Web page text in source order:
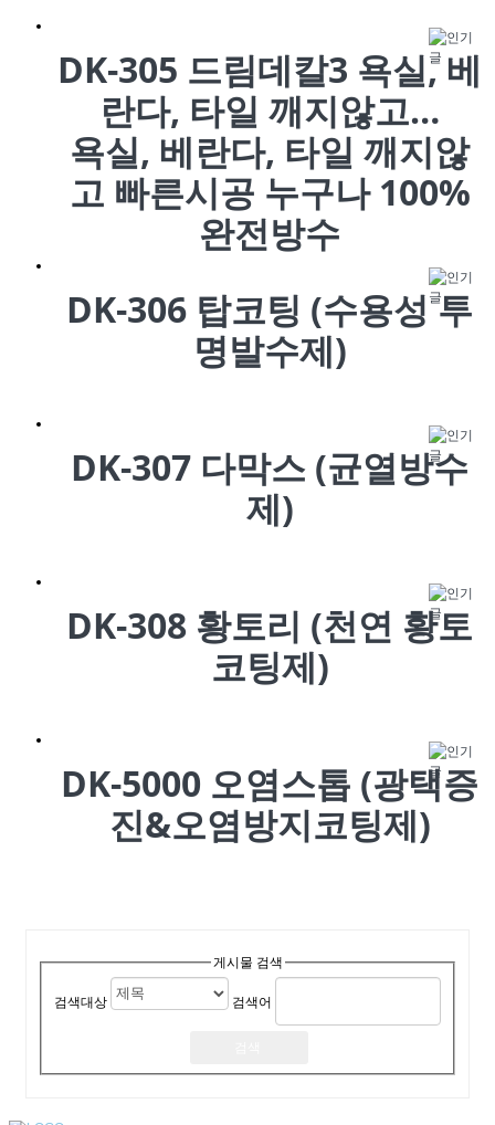
DK-305 드림데칼3 욕실, 베
란다, 타일 깨지않고…
욕실, 베란다, 타일 깨지않
고 빠른시공 누구나 100%
완전방수
DK-306 탑코팅 (수용성 투
명발수제)
DK-307 다막스 (균열방수
제)
DK-308 황토리 (천연 황토
코팅제)
DK-5000 오염스톱 (광택증
진&오염방지코팅제)
게시물 검색
검색대상 검색어